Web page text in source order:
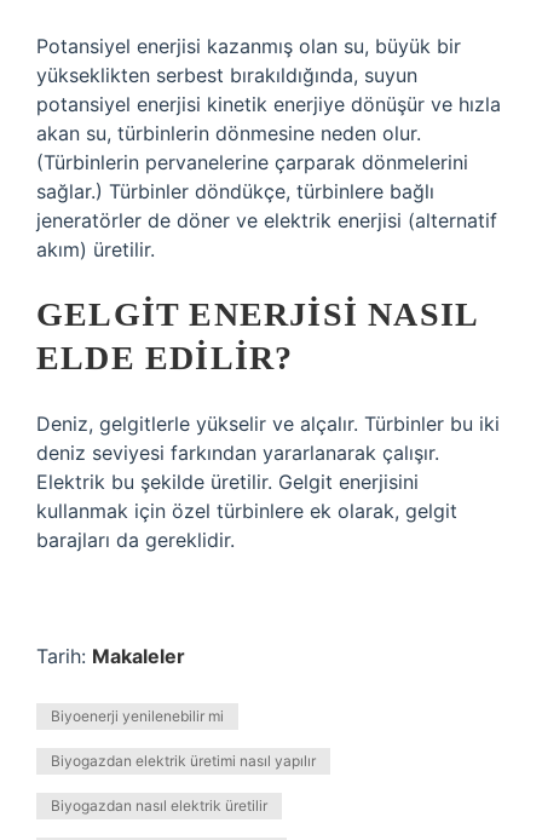
Potansiyel enerjisi kazanmış olan su, büyük bir
yükseklikten serbest bırakıldığında, suyun
potansiyel enerjisi kinetik enerjiye dönüşür ve hızla
akan su, türbinlerin dönmesine neden olur.
(Türbinlerin pervanelerine çarparak dönmelerini
sağlar.) Türbinler döndükçe, türbinlere bağlı
jeneratörler de döner ve elektrik enerjisi (alternatif
akım) üretilir.
GELGIT ENERJISI NASIL
ELDE EDILIR?
Deniz, gelgitlerle yükselir ve alçalır. Türbinler bu iki
deniz seviyesi farkından yararlanarak çalışır.
Elektrik bu şekilde üretilir. Gelgit enerjisini
kullanmak için özel türbinlere ek olarak, gelgit
barajları da gereklidir.
Tarih: Makaleler
Biyoenerji yenilenebilir mi
Biyogazdan elektrik üretimi nasıl yapılır
Biyogazdan nasıl elektrik üretilir